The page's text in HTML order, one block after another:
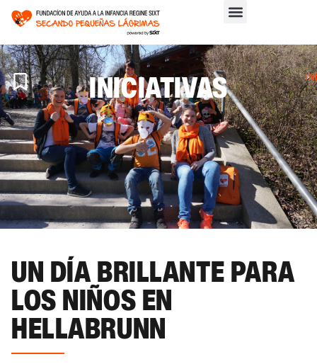
INICIATIVAS >
UN DÍA BRILLANTE PARA
LOS NIÑOS EN
HELLABRUNN